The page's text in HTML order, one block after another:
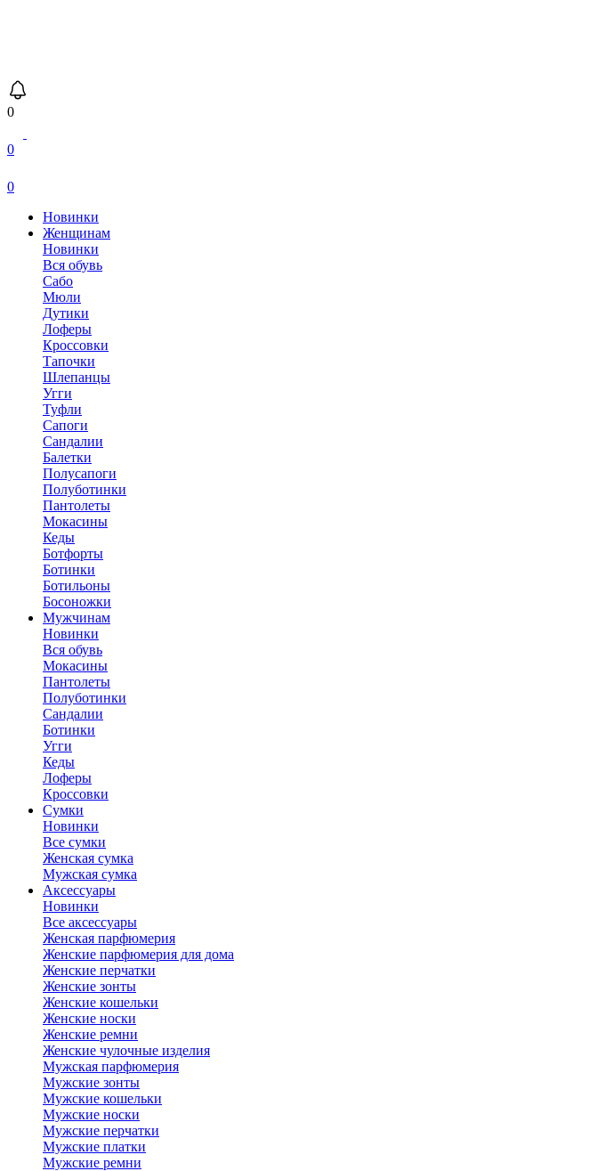
0
0
0
Новинки
Женщинам
Новинки
Вся обувь
Сабо
Мюли
Дутики
Лоферы
Кроссовки
Тапочки
Шлепанцы
Угги
Туфли
Сапоги
Сандалии
Балетки
Полусапоги
Полуботинки
Пантолеты
Мокасины
Кеды
Ботфорты
Ботинки
Ботильоны
Босоножки
Мужчинам
Новинки
Вся обувь
Мокасины
Пантолеты
Полуботинки
Сандалии
Ботинки
Угги
Кеды
Лоферы
Кроссовки
Сумки
Новинки
Все сумки
Женская сумка
Мужская сумка
Аксессуары
Новинки
Все аксессуары
Женская парфюмерия
Женские парфюмерия для дома
Женские перчатки
Женские зонты
Женские кошельки
Женские носки
Женские ремни
Женские чулочные изделия
Мужская парфюмерия
Мужские зонты
Мужские кошельки
Мужские носки
Мужские перчатки
Мужские платки
Мужские ремни